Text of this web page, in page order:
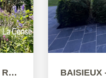
BAISIEUX - MAISON À RÉNOVER ENTIÈREMENT - FORT POTENTIEL